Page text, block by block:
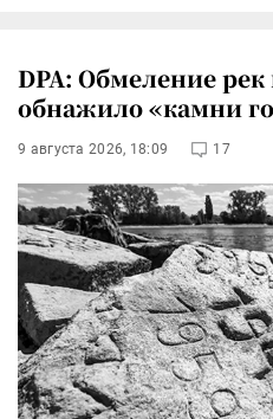
DPA: Обмеление
обнажило «камни
9 августа 2026, 18:09 17